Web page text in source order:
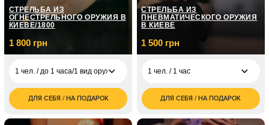
СТРЕЛЬБА ИЗ
ОГНЕСТРЕЛЬНОГО ОРУЖИЯ В
КИЕВЕ/1800
1 800 грн
1 чел. / до 1 часа/1 вид оружия
1 чел. / до 1 часа/1
вид оружия
грн
ДЛЯ СЕБЯ / НА ПОДАРОК
СТРЕЛЬБА ИЗ
ПНЕВМАТИЧЕСКОГО ОРУЖИЯ
В КИЕВЕ
1 500 грн
1 чел. / 1 час
1 500
грн
ДЛЯ СЕБЯ / НА ПОДАРОК